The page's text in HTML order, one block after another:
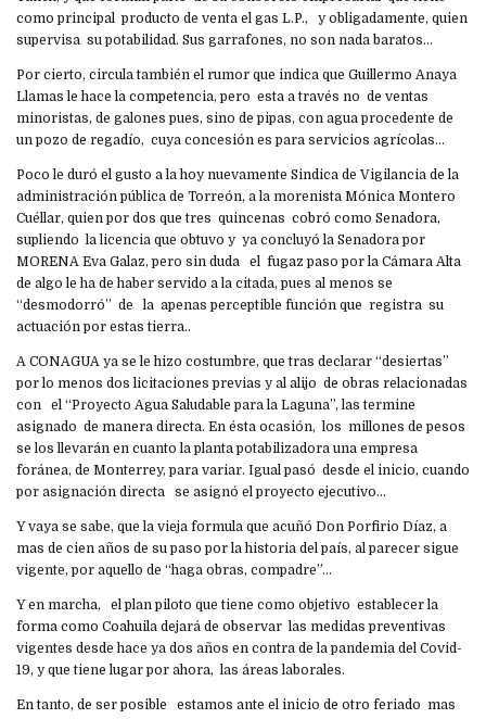
como principal producto de venta el gas L.P., y obligadamente, quien
supervisa su potabilidad. Sus garrafones, no son nada baratos…
Por cierto, circula también el rumor que indica que Guillermo Anaya
Llamas le hace la competencia, pero esta a través no de ventas
minoristas, de galones pues, sino de pipas, con agua procedente de
un pozo de regadío, cuya concesión es para servicios agrícolas…
Poco le duró el gusto a la hoy nuevamente Sindica de Vigilancia de la
administración pública de Torreón, a la morenista Mónica Montero
Cuéllar, quien por dos que tres quincenas cobró como Senadora,
supliendo la licencia que obtuvo y ya concluyó la Senadora por
MORENA Eva Galaz, pero sin duda el fugaz paso por la Cámara Alta
de algo le ha de haber servido a la citada, pues al menos se
“desmodorró” de la apenas perceptible función que registra su
actuación por estas tierra..
A CONAGUA ya se le hizo costumbre, que tras declarar “desiertas”
por lo menos dos licitaciones previas y al alijo de obras relacionadas
con el “Proyecto Agua Saludable para la Laguna”, las termine
asignado de manera directa. En ésta ocasión, los millones de pesos
se los llevarán en cuanto la planta potabilizadora una empresa
foránea, de Monterrey, para variar. Igual pasó desde el inicio, cuando
por asignación directa se asignó el proyecto ejecutivo…
Y vaya se sabe, que la vieja formula que acuñó Don Porfirio Díaz, a
mas de cien años de su paso por la historia del país, al parecer sigue
vigente, por aquello de “haga obras, compadre”…
Y en marcha, el plan piloto que tiene como objetivo establecer la
forma como Coahuila dejará de observar las medidas preventivas
vigentes desde hace ya dos años en contra de la pandemia del Covid-
19, y que tiene lugar por ahora, las áreas laborales.
En tanto, de ser posible estamos ante el inicio de otro feriado mas